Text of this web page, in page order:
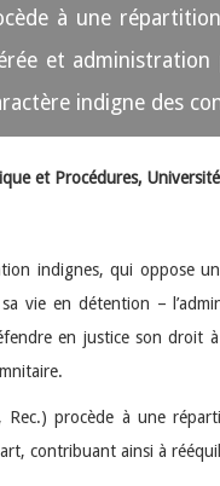
à une
et
indigne des
et Procédures, Université
indignes, qui oppose
vie en détention –
en justice son
, Rec.) procède à une
contribuant ainsi à